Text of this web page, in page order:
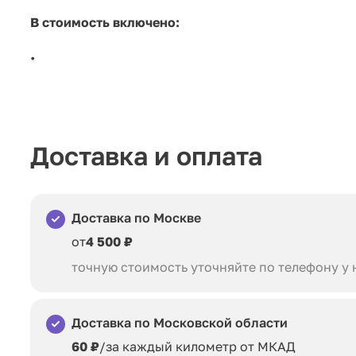
В стоимость включено:
•
Доставка и оплата
Доставка по Москве
от4 500 ₽
точную стоимость уточняйте по телефону
Доставка по Московской области
60 ₽/за каждый километр от МКАД